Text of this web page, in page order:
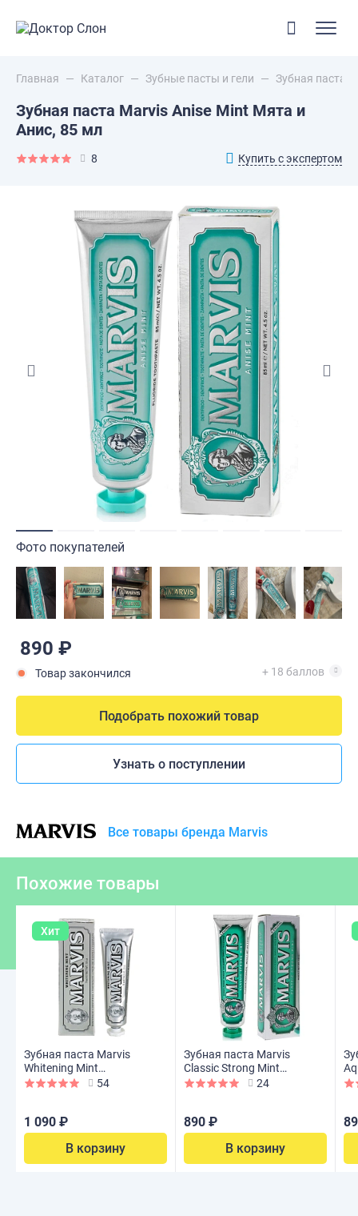
Главная — Каталог — Зубные пасты и гели — Зубная паста
Зубная паста Marvis Anise Mint Мята и
Анис, 85 мл
8 Купить с экспертом
Фото покупателей
890 ₽
Товар закончился + 18 баллов
Подобрать похожий товар
Узнать о поступлении
Все товары бренда Marvis
Похожие товары
Хит
Зубная паста Marvis
Whitening Mint
Отбеливающая 85 мл
54
1 090 ₽
В корзину
Зубная паста Marvis
Classic Strong Mint
Классическая мята 85 мл
24
890 ₽
В корзину